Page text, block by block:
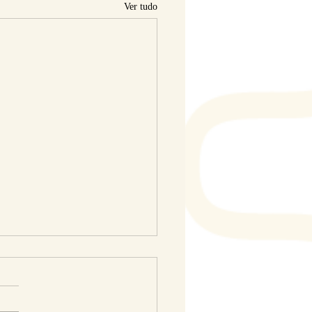
Ver tudo
aprovados para
Socializamos